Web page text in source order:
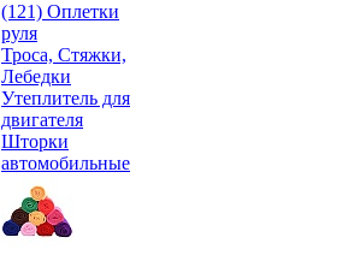
(121) Оплетки
руля
Троса, Стяжки,
Лебедки
Утеплитель для
двигателя
Шторки
автомобильные